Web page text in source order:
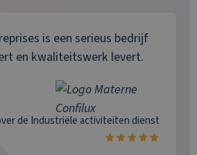
is een serieus bedrijf
en kwaliteitswerk levert.
de Industriële activiteitendienst